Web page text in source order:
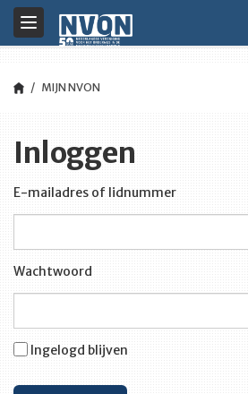
Toggle
navigation
MIJN NVON
Inloggen
E-mailadres of lidnummer
Wachtwoord
Ingelogd blijven